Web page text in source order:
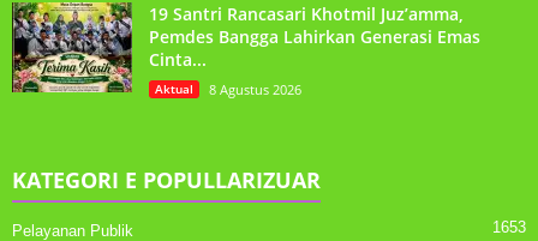
19 Santri Rancasari Khotmil Juz’amma,
Pemdes Bangga Lahirkan Generasi Emas
Cinta...
Aktual 8 Agustus 2026
KATEGORI E POPULLARIZUAR
Pelayanan Publik 1653